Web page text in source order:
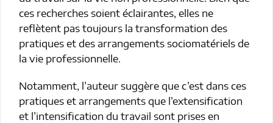
ces recherches soient éclairantes, elles ne
reflètent pas toujours la transformation des
pratiques et des arrangements sociomatériels de
la vie professionnelle.
Notamment, l’auteur suggère que c’est dans ces
pratiques et arrangements que l’extensification
et l’intensification du travail sont prises en